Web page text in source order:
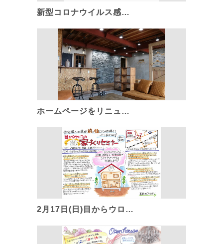
新型コロナウイルス感…
ホームページをリニュ…
2月17日(日)目からウロ…